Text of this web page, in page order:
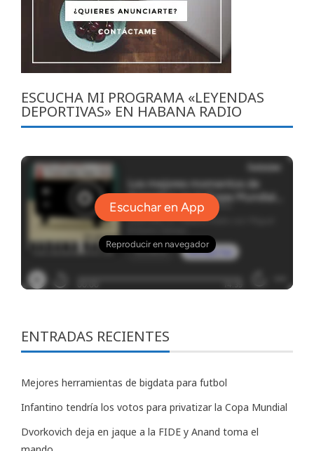
ESCUCHA MI PROGRAMA «LEYENDAS
DEPORTIVAS» EN HABANA RADIO
ENTRADAS RECIENTES
Mejores herramientas de bigdata para futbol
Infantino tendría los votos para privatizar la Copa Mundial
Dvorkovich deja en jaque a la FIDE y Anand toma el